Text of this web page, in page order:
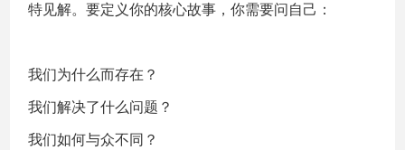
特见解。要定义你的核心故事，你需要问自己：
我们为什么而存在？
我们解决了什么问题？
我们如何与众不同？